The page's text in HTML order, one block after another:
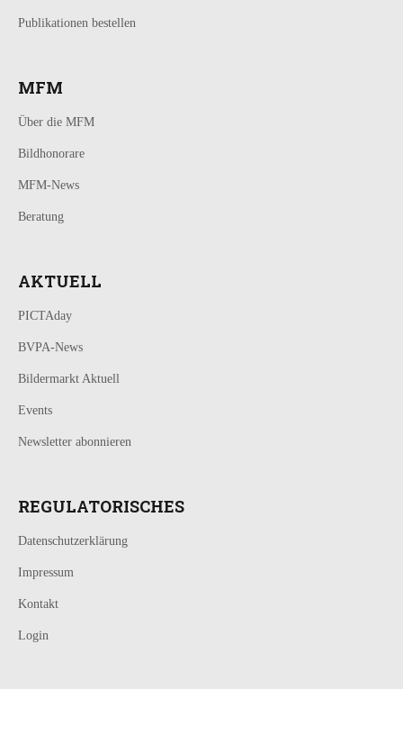
Publikationen bestellen
MFM
Über die MFM
Bildhonorare
MFM-News
Beratung
AKTUELL
PICTAday
BVPA-News
Bildermarkt Aktuell
Events
Newsletter abonnieren
REGULATORISCHES
Datenschutzerklärung
Impressum
Kontakt
Login